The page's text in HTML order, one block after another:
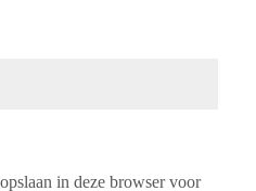
in deze browser voor